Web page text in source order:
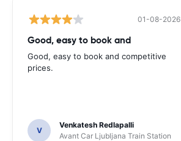
01-08-2026
Good, easy to book and
Good, easy to book and competitive
prices.
V
Venkatesh Redlapalli
Avant Car Ljubljana Train Station